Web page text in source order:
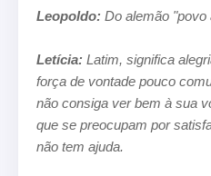
Leopoldo: Do alemão "povo
Letícia: Latim, significa
força de vontade pouco
não consiga ver bem à sua
que se preocupam por
não tem ajuda.